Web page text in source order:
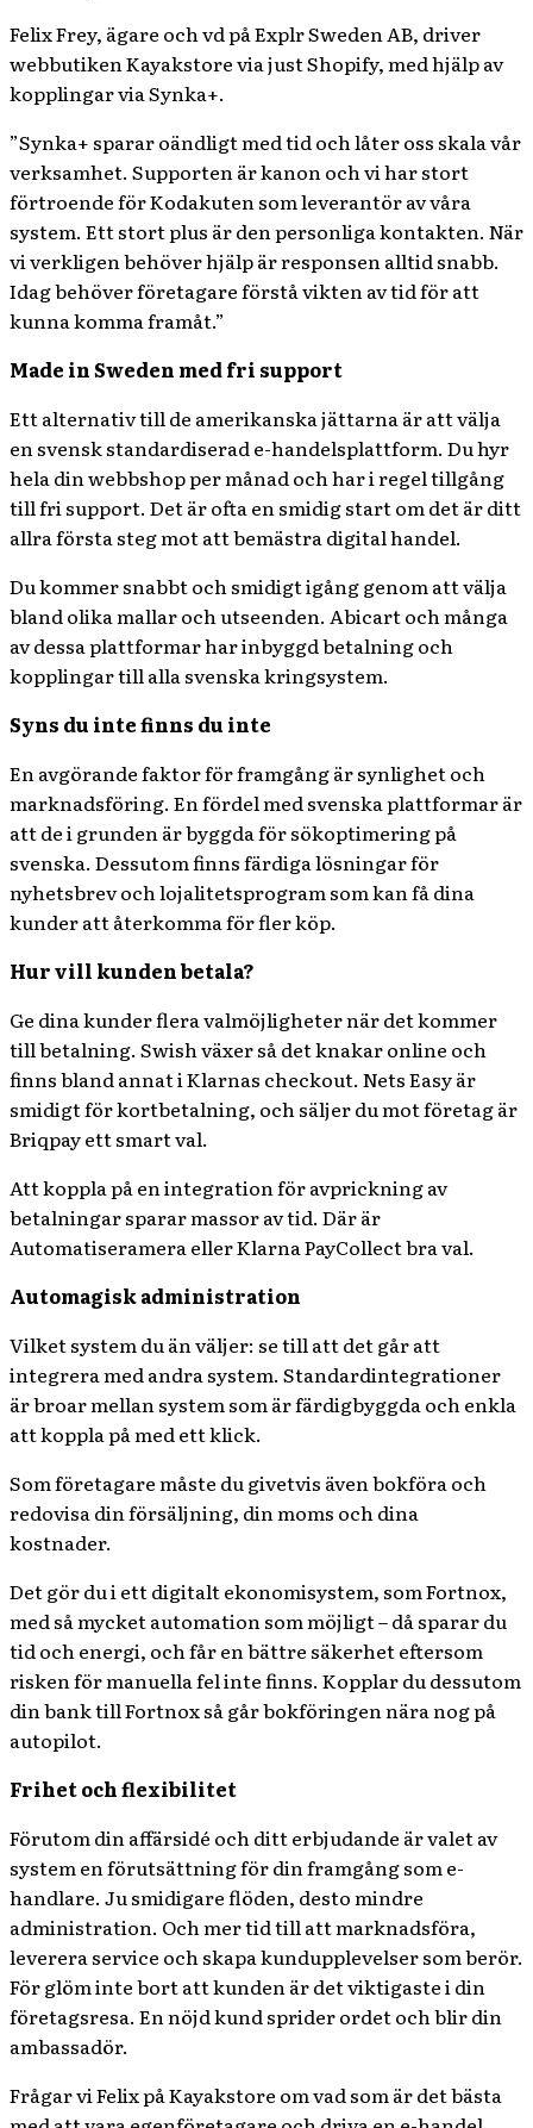
Felix Frey, ägare och vd på Explr Sweden AB, driver
webbutiken Kayakstore via just Shopify, med hjälp av
kopplingar via Synka+.
”Synka+ sparar oändligt med tid och låter oss skala vår
verksamhet. Supporten är kanon och vi har stort
förtroende för Kodakuten som leverantör av våra
system. Ett stort plus är den personliga kontakten. När
vi verkligen behöver hjälp är responsen alltid snabb.
Idag behöver företagare förstå vikten av tid för att
kunna komma framåt.”
Made in Sweden med fri support
Ett alternativ till de amerikanska jättarna är att välja
en svensk standardiserad e-handelsplattform. Du hyr
hela din webbshop per månad och har i regel tillgång
till fri support. Det är ofta en smidig start om det är ditt
allra första steg mot att bemästra digital handel.
Du kommer snabbt och smidigt igång genom att välja
bland olika mallar och utseenden. Abicart och många
av dessa plattformar har inbyggd betalning och
kopplingar till alla svenska kringsystem.
Syns du inte finns du inte
En avgörande faktor för framgång är synlighet och
marknadsföring. En fördel med svenska plattformar är
att de i grunden är byggda för sökoptimering på
svenska. Dessutom finns färdiga lösningar för
nyhetsbrev och lojalitetsprogram som kan få dina
kunder att återkomma för fler köp.
Hur vill kunden betala?
Ge dina kunder flera valmöjligheter när det kommer
till betalning. Swish växer så det knakar online och
finns bland annat i Klarnas checkout. Nets Easy är
smidigt för kortbetalning, och säljer du mot företag är
Briqpay ett smart val.
Att koppla på en integration för avprickning av
betalningar sparar massor av tid. Där är
Automatiseramera eller Klarna PayCollect bra val.
Automagisk administration
Vilket system du än väljer: se till att det går att
integrera med andra system. Standardintegrationer
är broar mellan system som är färdigbyggda och enkla
att koppla på med ett klick.
Som företagare måste du givetvis även bokföra och
redovisa din försäljning, din moms och dina
kostnader.
Det gör du i ett digitalt ekonomisystem, som Fortnox,
med så mycket automation som möjligt – då sparar du
tid och energi, och får en bättre säkerhet eftersom
risken för manuella fel inte finns. Kopplar du dessutom
din bank till Fortnox så går bokföringen nära nog på
autopilot.
Frihet och flexibilitet
Förutom din affärsidé och ditt erbjudande är valet av
system en förutsättning för din framgång som e-
handlare. Ju smidigare flöden, desto mindre
administration. Och mer tid till att marknadsföra,
leverera service och skapa kundupplevelser som berör.
För glöm inte bort att kunden är det viktigaste i din
företagsresa. En nöjd kund sprider ordet och blir din
ambassadör.
Frågar vi Felix på Kayakstore om vad som är det bästa